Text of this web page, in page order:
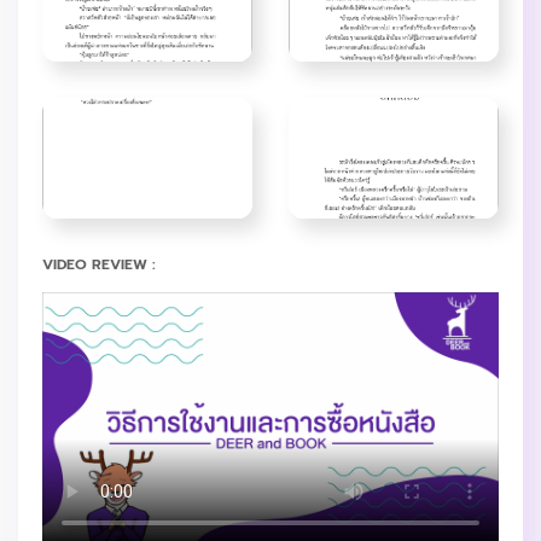
VIDEO REVIEW :